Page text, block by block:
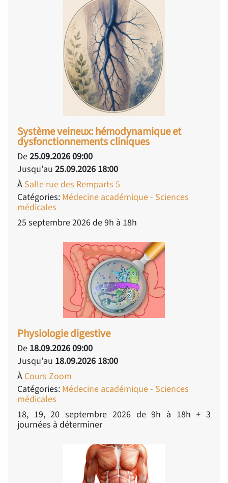
Système veineux: hémodynamique et
dysfonctionnements cliniques
De25.09.2026 09:00
Jusqu'au 25.09.2026 18:00
À Salle rue des Remparts 5
Catégories: Médecine académique - Sciences
médicales
25 septembre 2026 de 9h à 18h
Physiologie digestive
De 18.09.2026 09:00
Jusqu'au 18.09.2026 18:00
À Cours Zoom
Catégories: Médecine académique - Sciences
médicales
18, 19, 20 septembre 2026 de 9h à 18h + 3
journées à déterminer